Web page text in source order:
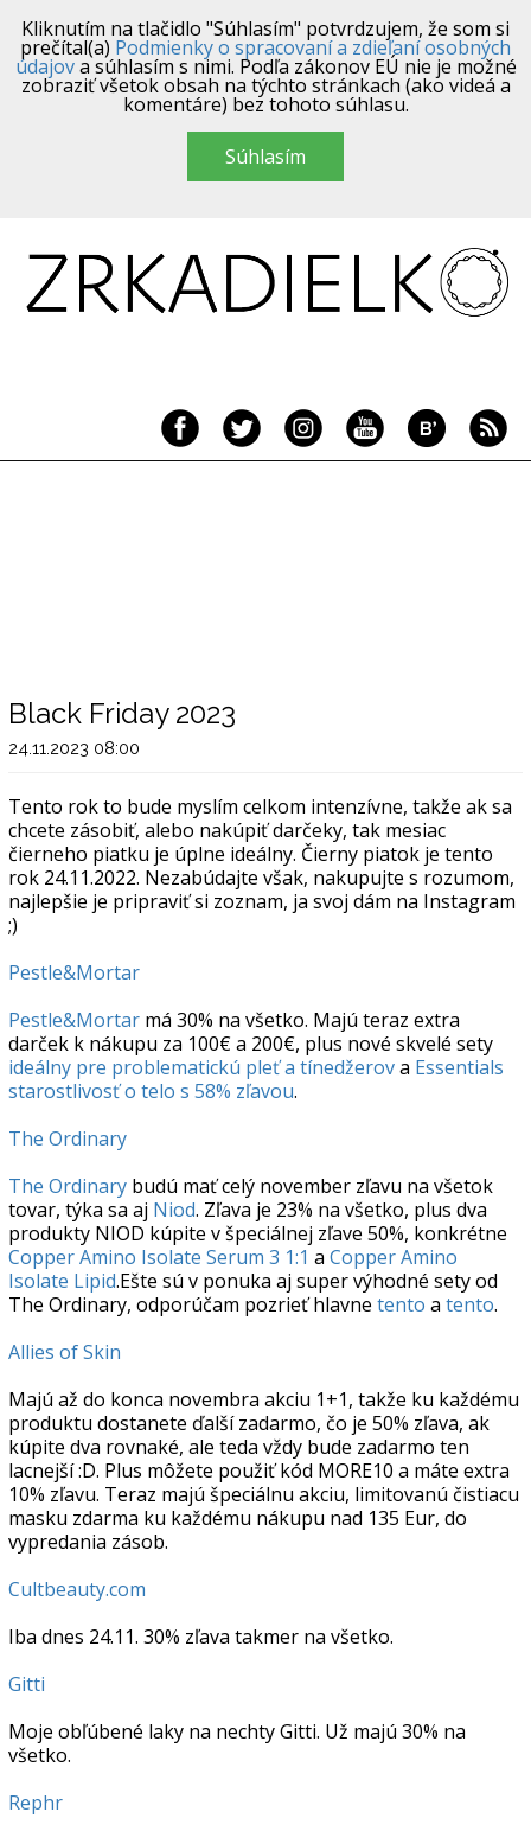
Kliknutím na tlačidlo "Súhlasím" potvrdzujem, že som si
prečítal(a) Podmienky o spracovaní a zdieľaní osobných
údajova súhlasím s nimi. Podľa zákonov EÚ nie je možné
zobraziť všetok obsah na týchto stránkach (ako videá a
komentáre) bez tohoto súhlasu.
Súhlasím
Black Friday 2023
24.11.2023 08:00
Tento rok to bude myslím celkom intenzívne, takže ak sa
chcete zásobiť, alebo nakúpiť darčeky, tak mesiac
čierneho piatku je úplne ideálny. Čierny piatok je tento
rok 24.11.2022. Nezabúdajte však, nakupujte s rozumom,
najlepšie je pripraviť si zoznam, ja svoj dám na Instagram
;)
Pestle&Mortar
Pestle&Mortar má 30% na všetko. Majú teraz extra
darček k nákupu za 100€ a 200€, plus nové skvelé sety
ideálny pre problematickú pleť a tínedžerova Essentials
starostlivosť o telo s 58% zľavou.
The Ordinary
The Ordinary budú mať celý november zľavu na všetok
tovar, týka sa aj Niod. Zľava je 23% na všetko, plus dva
produkty NIOD kúpite v špeciálnej zľave 50%, konkrétne
Copper Amino Isolate Serum 3 1:1 a Copper Amino
Isolate Lipid.Ešte sú v ponuka aj super výhodné sety od
The Ordinary, odporúčam pozrieť hlavne tento a tento.
Allies of Skin
Majú až do konca novembra akciu 1+1, takže ku každému
produktu dostanete ďalší zadarmo, čo je 50% zľava, ak
kúpite dva rovnaké, ale teda vždy bude zadarmo ten
lacnejší :D. Plus môžete použiť kód MORE10 a máte extra
10% zľavu. Teraz majú špeciálnu akciu, limitovanú čistiacu
masku zdarma ku každému nákupu nad 135 Eur, do
vypredania zásob.
Cultbeauty.com
Iba dnes 24.11. 30% zľava takmer na všetko.
Gitti
Moje obľúbené laky na nechty Gitti. Už majú 30% na
všetko.
Rephr